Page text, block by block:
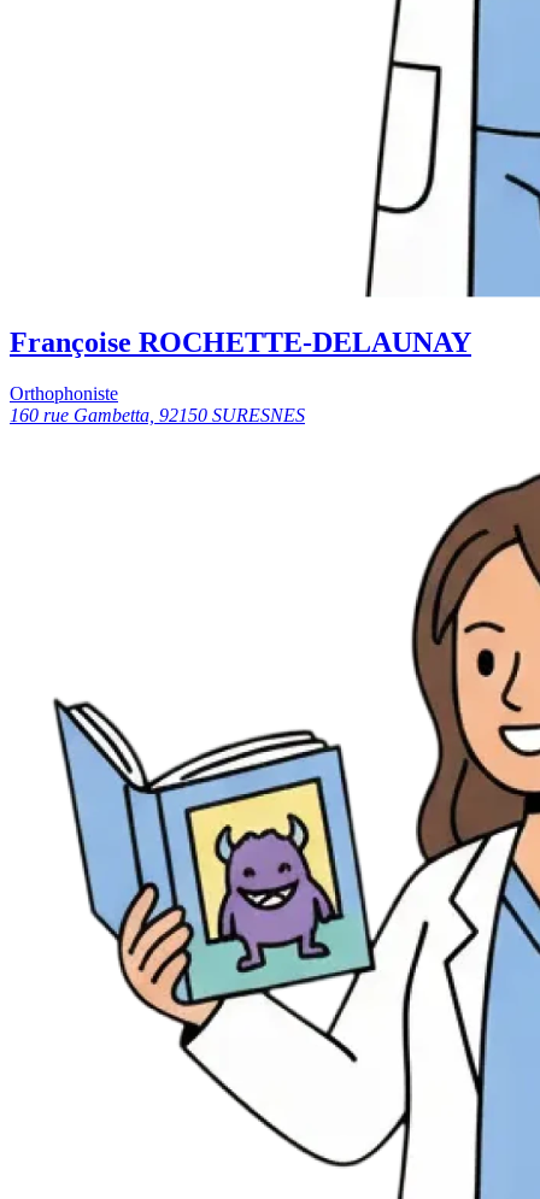
Françoise ROCHETTE-DELAUNAY
Orthophoniste
160 rue Gambetta, 92150 SURESNES